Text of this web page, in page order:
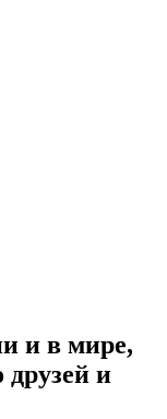
и в мире,
друзей и